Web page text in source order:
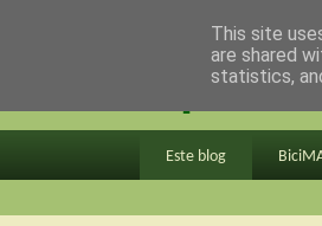
en bici por
Este blog
This site
are shared
statistics,